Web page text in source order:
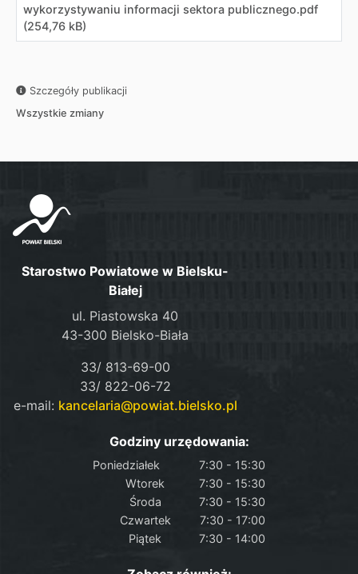
wykorzystywaniu informacji sektora publicznego.pdf
(254,76 kB)
Szczegóły publikacji
Wszystkie zmiany
Starostwo Powiatowe w Bielsku-
Białej
ul. Piastowska 40
43-300 Bielsko-Biała
33/ 813-69-00
33/ 822-06-72
e-mail: kancelaria@powiat.bielsko.pl
Godziny urzędowania:
Poniedziałek
7:30 - 15:30
Wtorek
7:30 - 15:30
Środa
7:30 - 15:30
Czwartek
7:30 - 17:00
Piątek
7:30 - 14:00